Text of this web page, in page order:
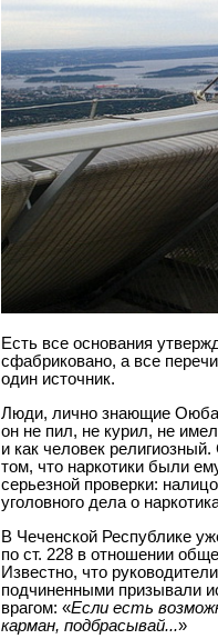
Есть все основания
сфабриковано, а все
один источник.
Люди, лично знающие Оюба
он не пил, не курил, не
и как человек
том, что наркотики были
серьезной проверки:
уголовного дела о
В Чеченской Республике
по ст. 228 в отношении
Известно, что
подчиненными призывали
врагом: «Если есть
карман, подбрасывай...»